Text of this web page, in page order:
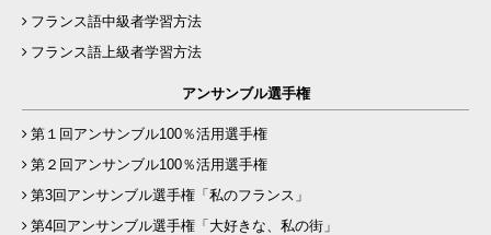
フランス語中級者学習方法
フランス語上級者学習方法
アンサンブル選手権
第１回アンサンブル100％活用選手権
第２回アンサンブル100％活用選手権
第3回アンサンブル選手権「私のフランス」
第4回アンサンブル選手権「大好きな、私の街」